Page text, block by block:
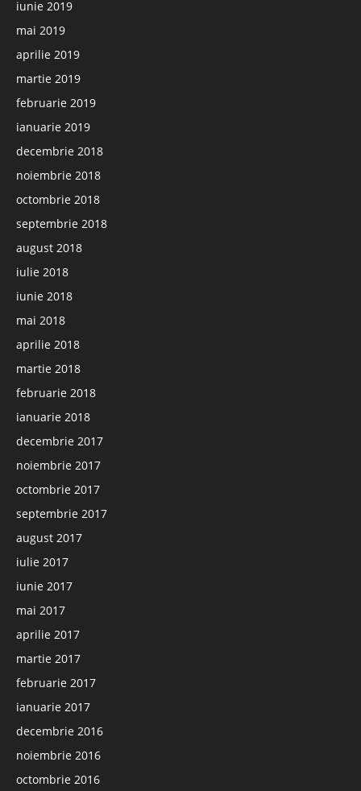
iunie 2019
mai 2019
aprilie 2019
martie 2019
februarie 2019
ianuarie 2019
decembrie 2018
noiembrie 2018
octombrie 2018
septembrie 2018
august 2018
iulie 2018
iunie 2018
mai 2018
aprilie 2018
martie 2018
februarie 2018
ianuarie 2018
decembrie 2017
noiembrie 2017
octombrie 2017
septembrie 2017
august 2017
iulie 2017
iunie 2017
mai 2017
aprilie 2017
martie 2017
februarie 2017
ianuarie 2017
decembrie 2016
noiembrie 2016
octombrie 2016